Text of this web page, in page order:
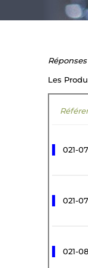
Réponses
Les
021-
021-
021-